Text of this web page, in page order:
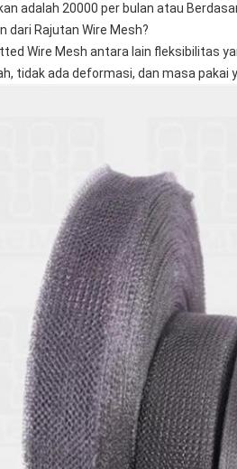
adalah 20000 per bulan atau
dari Rajutan Wire Mesh?
Wire Mesh antara lain fleksibilitas
tidak ada deformasi, dan masa pakai